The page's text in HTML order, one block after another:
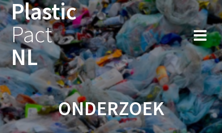
Ga
naar
de
inhoud
Plastic
Pact
NL
ONDERZOEK